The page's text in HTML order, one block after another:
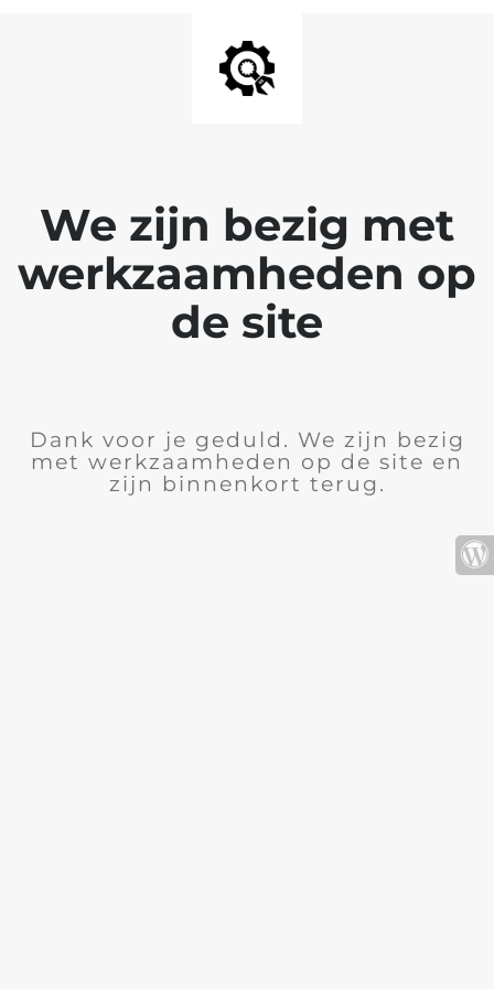
We zijn bezig met
werkzaamheden op
de site
Dank voor je geduld. We zijn bezig
met werkzaamheden op de site en
zijn binnenkort terug.